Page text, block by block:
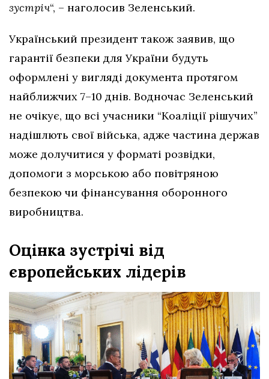
зустріч“, – наголосив Зеленський.
Український президент також заявив, що
гарантії безпеки для України будуть
оформлені у вигляді документа протягом
найближчих 7–10 днів. Водночас Зеленський
не очікує, що всі учасники “Коаліції рішучих”
надішлють свої війська, адже частина держав
може долучитися у форматі розвідки,
допомоги з морською або повітряною
безпекою чи фінансування оборонного
виробництва.
Оцінка зустрічі від
європейських лідерів